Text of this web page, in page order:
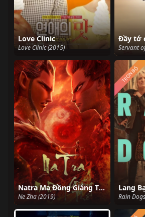
Love Clinic
Love Clinic (2015)
Đầy tớ
Servant
Natra Ma Đồng Giáng Thế
Ne Zha (2019)
Lang
Rain
TRỌN BỘ